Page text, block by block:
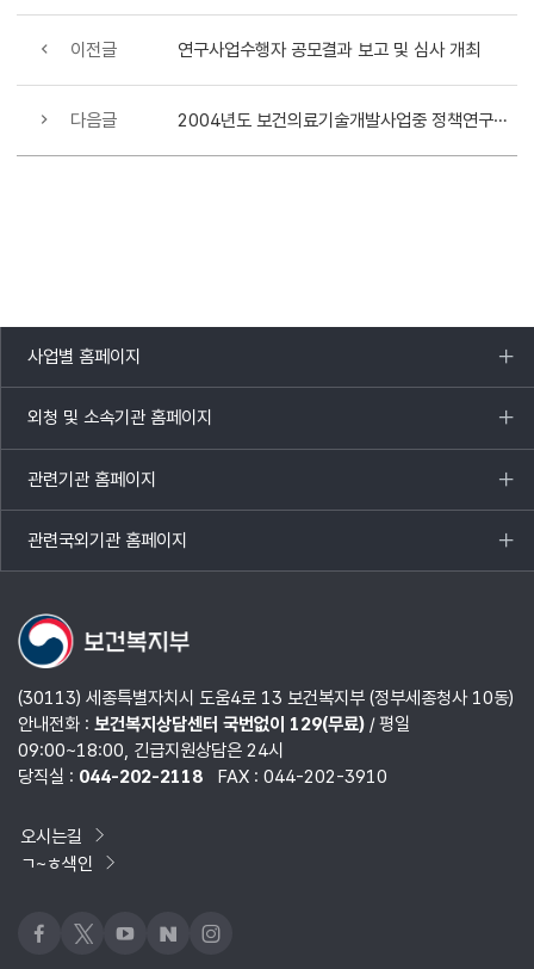
이전글 연구사업수행자 공모결과 보고 및 심사 개최
다음글 2004년도 보건의료기술개발사업중 정책연구과제 공모과제 심사결과
사업별 홈페이지
목록
열기
외청 및 소속기관 홈페이지
목록
열기
관련기관 홈페이지
목록
열기
관련국외기관 홈페이지
목록
열기
(30113) 세종특별자치시 도움4로 13 보건복지부 (정부세종청사 10동)
안내전화 : 보건복지상담센터 국번없이 129(무료)/ 평일
09:00~18:00, 긴급지원상담은 24시
당직실 : 044-202-2118 FAX : 044-202-3910
오시는길
ㄱ~ㅎ색인
페이스북
x 유튜브네이버블로그
인스타그램